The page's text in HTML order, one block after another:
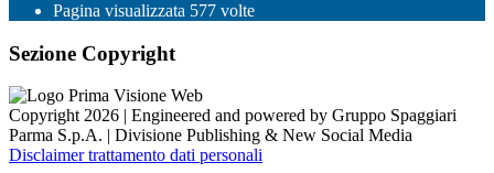
Pagina visualizzata 577 volte
Sezione Copyright
Copyright 2026 | Engineered and powered by Gruppo Spaggiari
Parma S.p.A. | Divisione Publishing & New Social Media
Disclaimer trattamento dati personali